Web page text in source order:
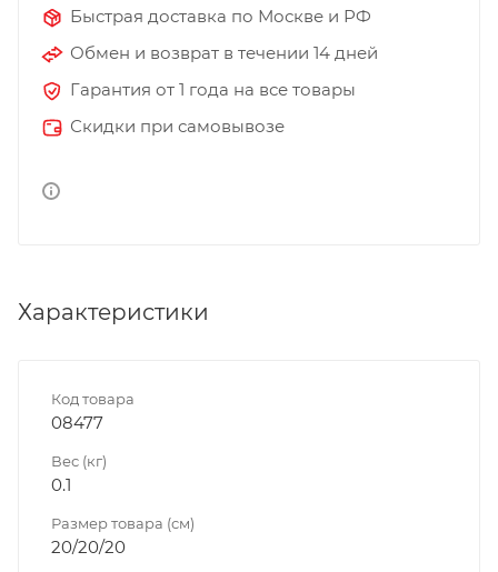
Быстрая доставка по Москве и РФ
Обмен и возврат в течении 14 дней
Гарантия от 1 года на все товары
Скидки при самовывозе
Характеристики
Код товара
08477
Вес (кг)
0.1
Размер товара (см)
20/20/20